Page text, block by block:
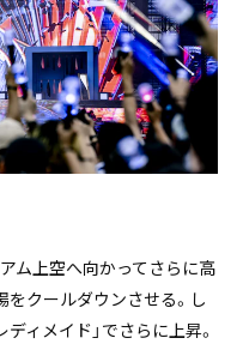
ム上空へ向かってさらに高
をクールダウンさせる。し
ィメイド」でさらに上昇。